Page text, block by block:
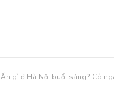
Ăn gì ở Hà Nội buổi sáng? Có